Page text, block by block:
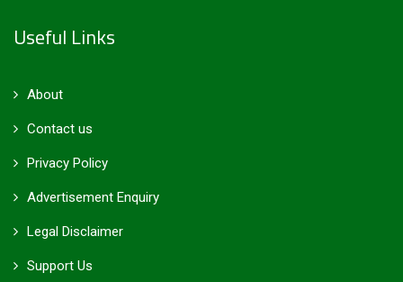
Useful Links
About
Contact us
Privacy Policy
Advertisement Enquiry
Legal Disclaimer
Support Us